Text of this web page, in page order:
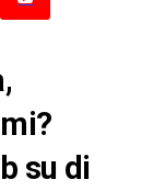
su di